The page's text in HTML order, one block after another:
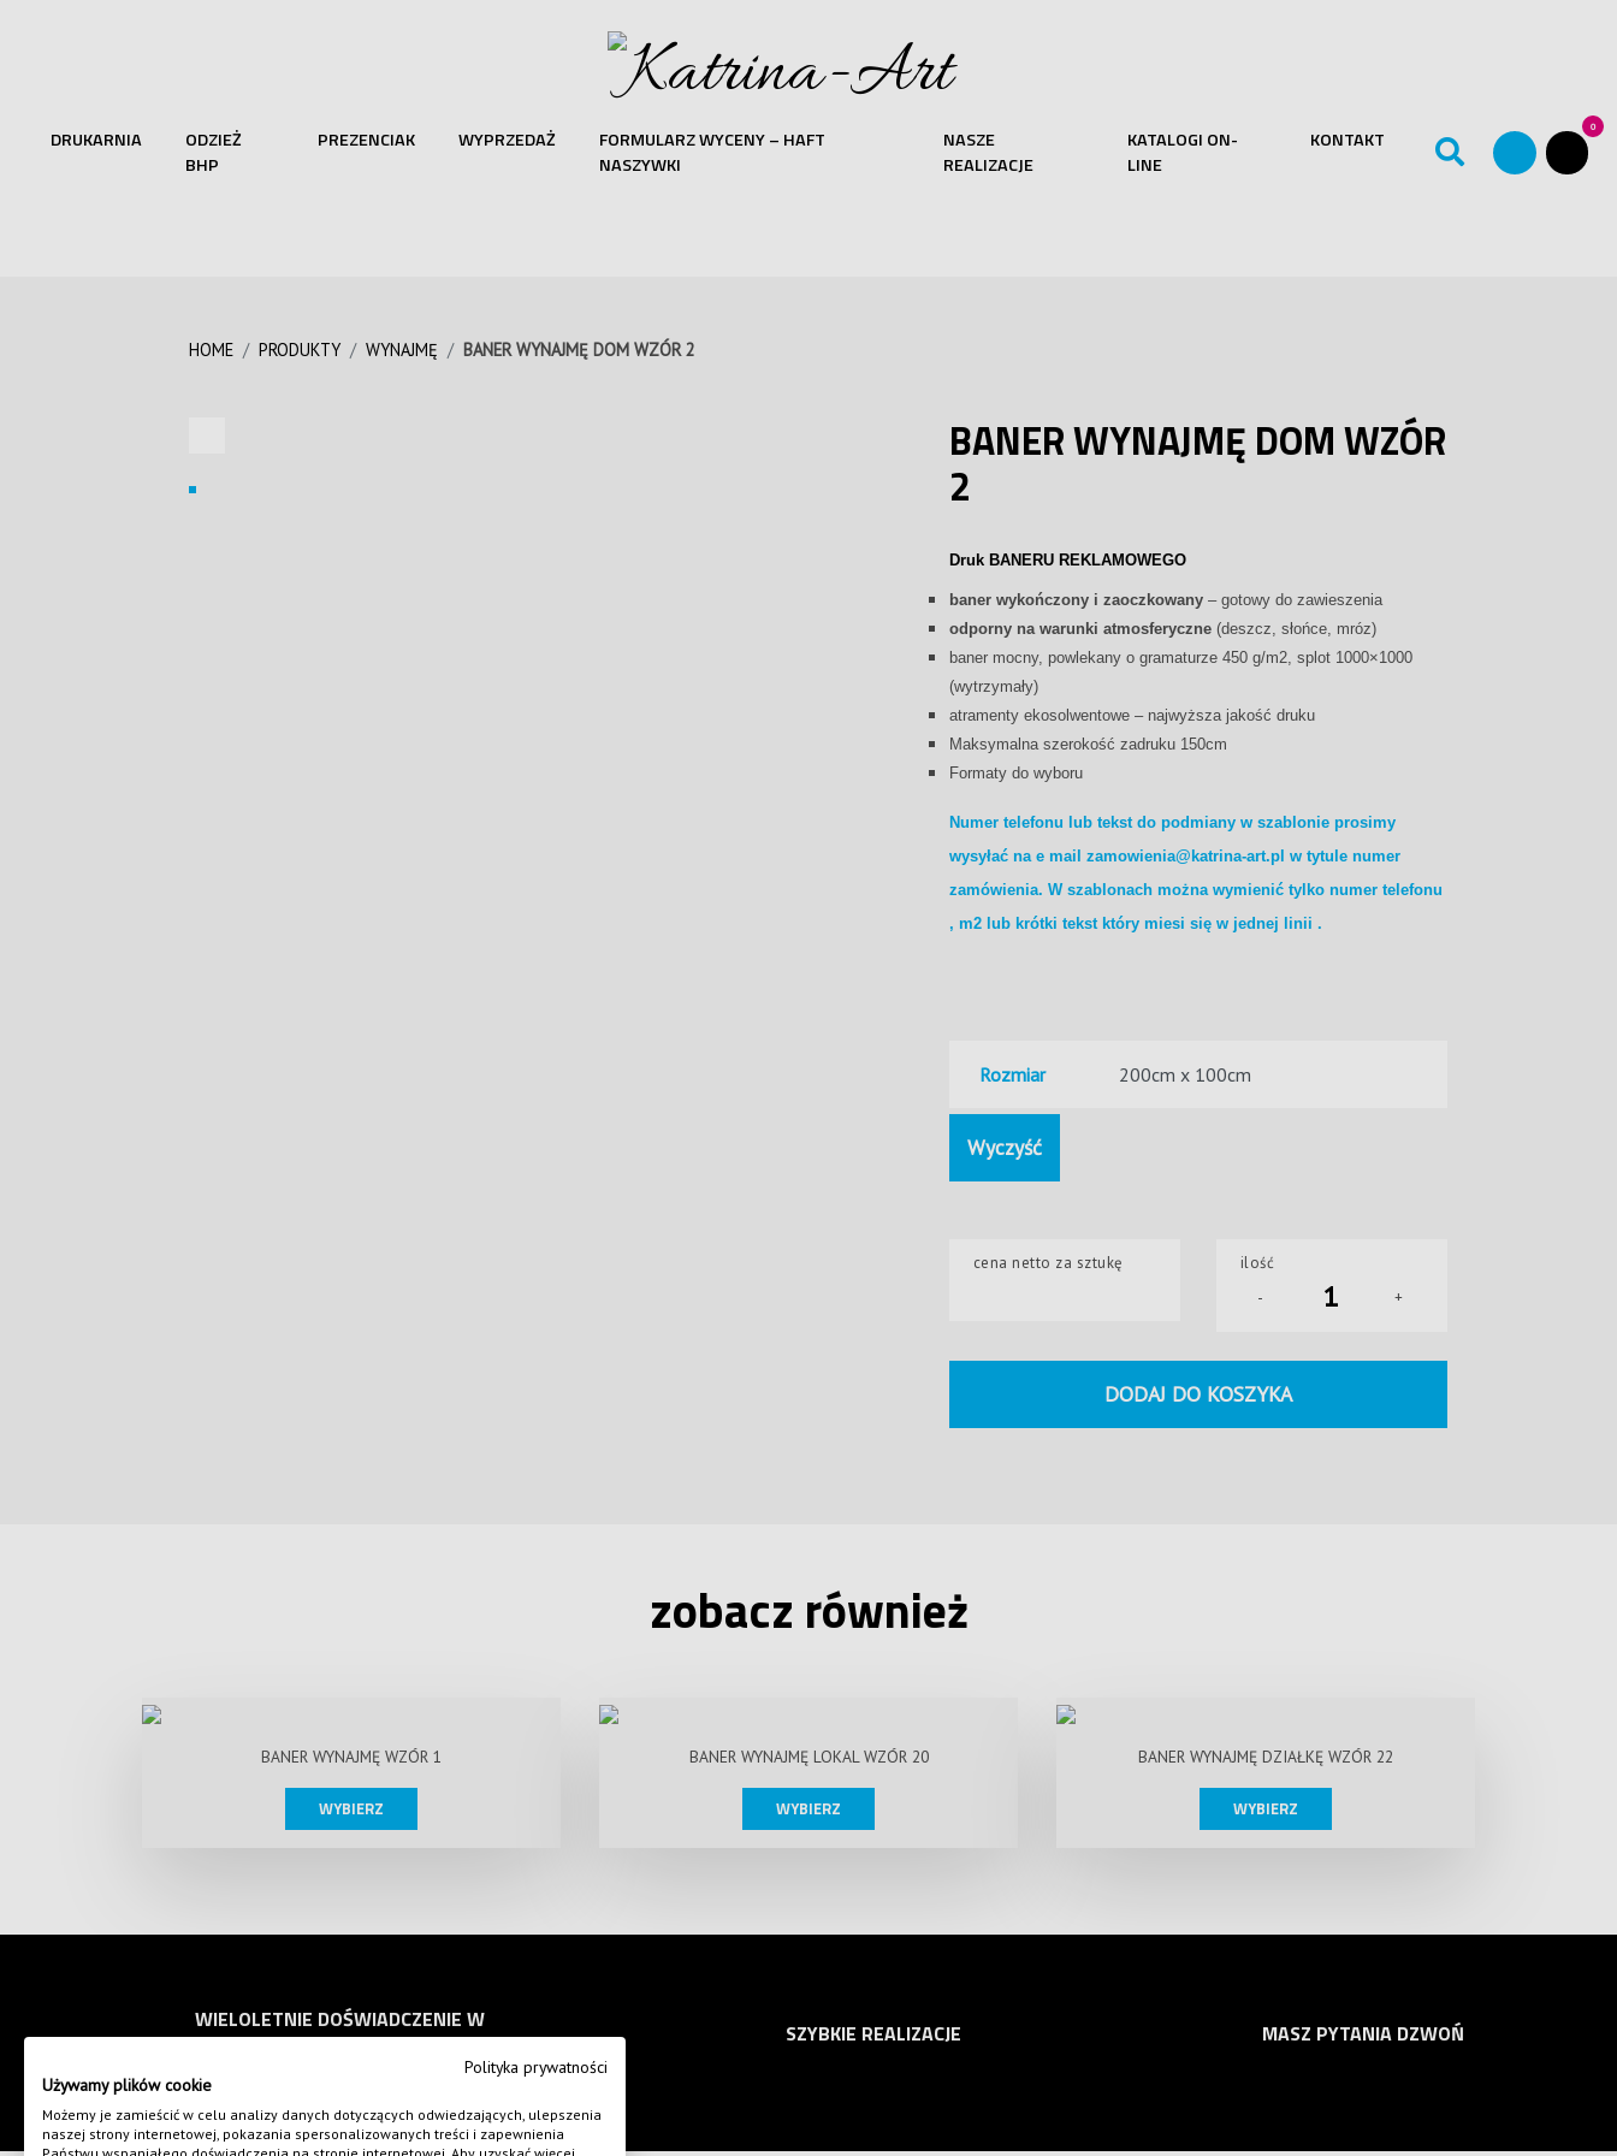
DRUKARNIA
ODZIEŻ
BHP
PREZENCIAK WYPRZEDAŻ
FORMULARZ WYCENY – HAFT
NASZYWKI
NASZE
REALIZACJE
KATALOGI ON-
LINE
KONTAKT 0
HOME PRODUKTY WYNAJMĘ BANER WYNAJMĘ DOM WZÓR 2
BANER WYNAJMĘ DOM WZÓR
2
Druk BANERU REKLAMOWEGO
baner wykończony i zaoczkowany– gotowy do zawieszenia
odporny na warunki atmosferyczne(deszcz, słońce, mróz)
baner mocny, powlekany o gramaturze 450 g/m2, splot 1000×1000
(wytrzymały)
atramenty ekosolwentowe – najwyższa jakość druku
Maksymalna szerokość zadruku 150cm
Formaty do wyboru
Numer telefonu lub tekst do podmiany w szablonie prosimy
wysyłać na e mail zamowienia@katrina-art.pl w tytule numer
zamówienia. W szablonach można wymienić tylko numer telefonu
, m2 lub krótki tekst który miesi się w jednej linii .
Rozmiar
Wyczyść
cena netto za sztukę
ilość
-
+
DODAJ DO KOSZYKA
zobacz również
BANER WYNAJMĘ WZÓR 1
WYBIERZ
BANER WYNAJMĘ LOKAL WZÓR 20
WYBIERZ
BANER WYNAJMĘ DZIAŁKĘ WZÓR 22
WYBIERZ
WIELOLETNIE DOŚWIADCZENIE W SZYBKIE REALIZACJE MASZ PYTANIA DZWOŃ
Polityka prywatności
Używamy plików cookie
Możemy je zamieścić w celu analizy danych dotyczących odwiedzających, ulepszenia
naszej strony internetowej, pokazania spersonalizowanych treści i zapewnienia